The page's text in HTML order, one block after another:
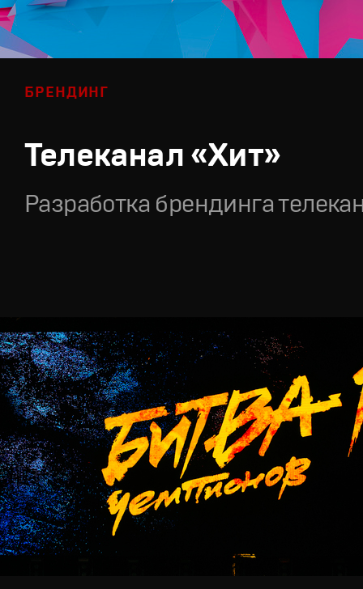
БРЕНДИНГ
Телеканал «Хит»
Разработка брендинга